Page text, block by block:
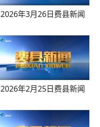
2026年3月26日费县新闻
2026年2月25日费县新闻